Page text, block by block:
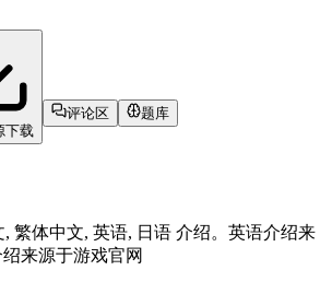
下载
评论区 题库
, 繁体中文, 英语, 日语 介绍。英语介绍来
来源于游戏官网